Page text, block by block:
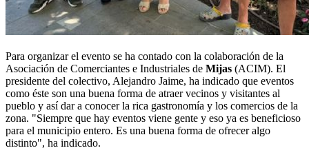
Para organizar el evento se ha contado con la colaboración de la
Asociación de Comerciantes e Industriales de Mijas (ACIM). El
presidente del colectivo, Alejandro Jaime, ha indicado que eventos
como éste son una buena forma de atraer vecinos y visitantes al
pueblo y así dar a conocer la rica gastronomía y los comercios de la
zona. "Siempre que hay eventos viene gente y eso ya es beneficioso
para el municipio entero. Es una buena forma de ofrecer algo
distinto", ha indicado.